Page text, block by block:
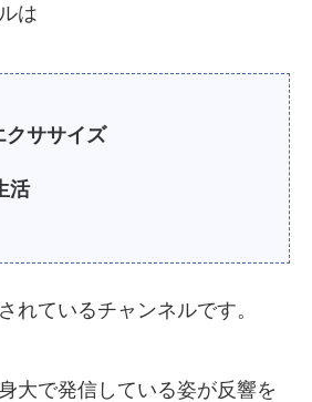
は
クササイズ
活
れているチャンネルです。
大で発信している姿が反響を